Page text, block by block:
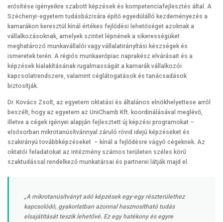
erősítése igényeikre szabott képzések és kompetenciafejlesztés által. A
Széchenyi-egyetem tudásbázisára építő egyedülálló kezdeményezés a
kamarákon keresztül kínál értékes fejlődési lehetőséget azoknak a
vállalkozásoknak, amelyek szintet lépnének a sikerességüket
meghatározó munkavállalói vagy vállalatirányítási készségek és
ismeretek terén. A régiós munkaerőpiac naprakész elvárásait és a
képzések kialakításának rugalmasságát a kamarák vállalkozói
kapcsolatrendszere, valamint céglátogatások és tanácsadások
biztosítják.
Dr. Kovács Zsolt, az egyetem oktatási és általános elnökhelyettese arról
beszélt, hogy az egyetem az UniChamb Kft. koordinálásával meglévő,
illetve a cégek igényei alapján fejlesztett új képzési programokat –
elsősorban mikrotanúsítvánnyal záruló rövid idejű képzéseket és
szakirányú továbbképzéseket – kínál a fejlődésre vágyó cégeknek. Az
oktatói feladatokat az intézmény számos területen széles körű
szaktudással rendelkező munkatársai és partnerei látják majd el.
„A mikrotanúsítványt adó képzések egy-egy részterülethez
kapcsolódó, gyakorlatban azonnal hasznosítható tudás
elsajátítását teszik lehetővé. Ez egy hatékony és egyre